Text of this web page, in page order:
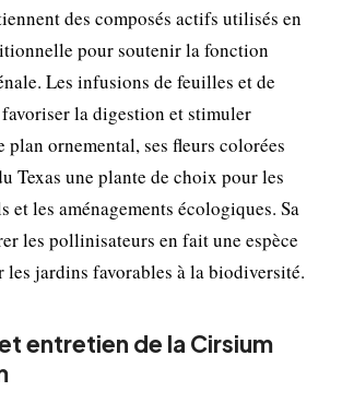
des composés actifs utilisés en
pour soutenir la fonction
Les infusions de feuilles et de
la digestion et stimuler
plan ornemental, ses fleurs colorées
Texas une plante de choix pour les
et les aménagements écologiques. Sa
les pollinisateurs en fait une espèce
les jardins favorables à la biodiversité.
entretien de la Cirsium